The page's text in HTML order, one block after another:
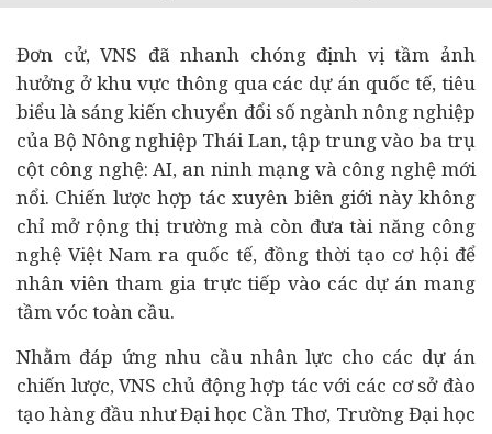
Đơn cử, VNS đã nhanh chóng định vị tầm ảnh
hưởng ở khu vực thông qua các dự án quốc tế, tiêu
biểu là sáng kiến chuyển đổi số ngành nông nghiệp
của Bộ Nông nghiệp Thái Lan, tập trung vào ba trụ
cột công nghệ: AI, an ninh mạng và công nghệ mới
nổi. Chiến lược hợp tác xuyên biên giới này không
chỉ mở rộng thị trường mà còn đưa tài năng công
nghệ Việt Nam ra quốc tế, đồng thời tạo cơ hội để
nhân viên tham gia trực tiếp vào các dự án mang
tầm vóc toàn cầu.
Nhằm đáp ứng nhu cầu nhân lực cho các dự án
chiến lược, VNS chủ động hợp tác với các cơ sở đào
tạo hàng đầu như Đại học Cần Thơ, Trường Đại học